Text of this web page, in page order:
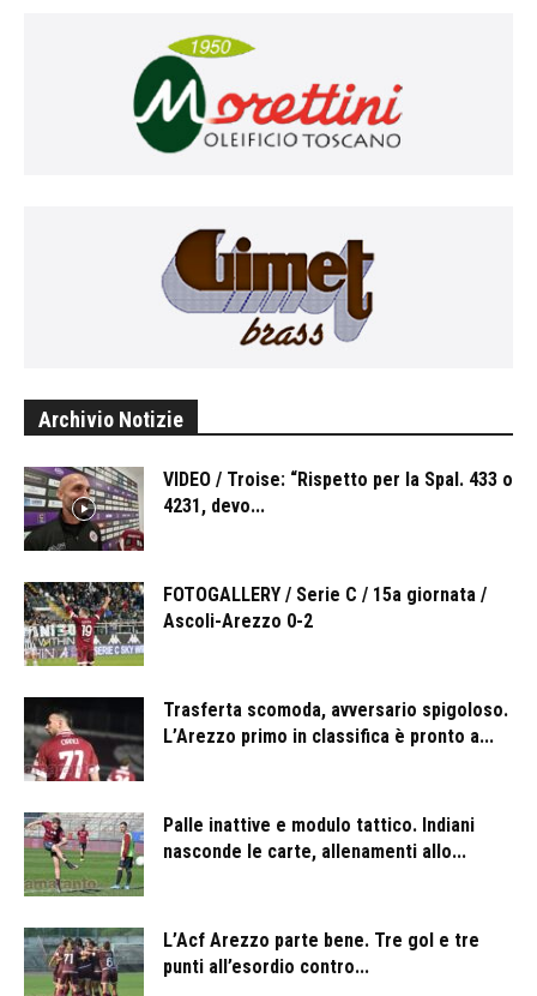
Archivio Notizie
VIDEO / Troise: “Rispetto per la Spal. 433 o
4231, devo...
FOTOGALLERY / Serie C / 15a giornata /
Ascoli-Arezzo 0-2
Trasferta scomoda, avversario spigoloso.
L’Arezzo primo in classifica è pronto a...
Palle inattive e modulo tattico. Indiani
nasconde le carte, allenamenti allo...
L’Acf Arezzo parte bene. Tre gol e tre
punti all’esordio contro...